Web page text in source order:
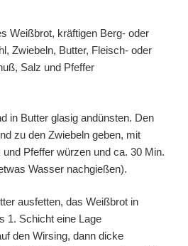
Weißbrot, kräftigen Berg- oder
Zwiebeln, Butter, Fleisch- oder
Salz und Pfeffer
in Butter glasig andünsten. Den
zu den Zwiebeln geben, mit
Pfeffer würzen und ca. 30 Min.
Wasser nachgießen).
ausfetten, das Weißbrot in
1. Schicht eine Lage
den Wirsing, dann dicke